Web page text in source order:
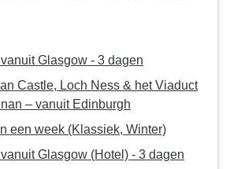
Scottish
Ik raad
Glasgow - 3 dagen
Castle, Loch Ness & het Viaduct
– vanuit Edinburgh
een week (Klassiek, Winter)
Glasgow (Hotel) - 3 dagen